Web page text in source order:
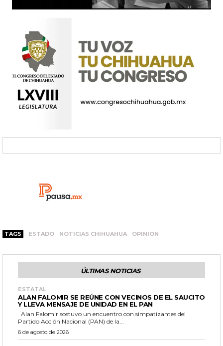
TAGS ESTADO NOTICIAS CHIHUAHUA OPINION
ÚLTIMAS NOTICIAS
ESTATAL
ALAN FALOMIR SE REÚNE CON VECINOS DE EL SAUCITO
Y LLEVA MENSAJE DE UNIDAD EN EL PAN
Partido Acción Nacional (PAN) de la...
6 de agosto de 2026